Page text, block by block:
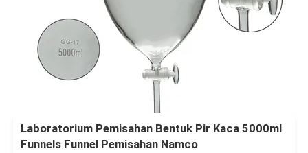
Laboratorium Pemisahan Bentuk Pir Kaca 5000ml
Funnels Funnel Pemisahan Namco